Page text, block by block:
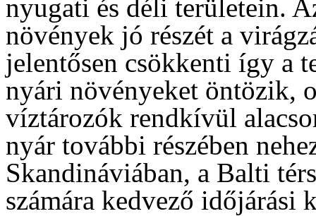
nyugati és déli területein.
növények jó részét a
jelentősen csökkenti így a
nyári növényeket öntözik,
víztározók rendkívül
nyár további részében
Skandináviában, a Balti
számára kedvező